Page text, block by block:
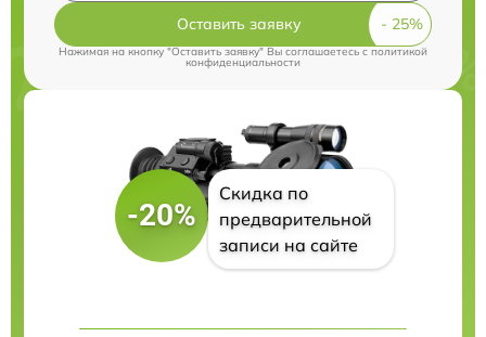
Оставить заявку
Нажимая на кнопку "Оставить заявку" Вы соглашаетесь cполитикой
конфиденциальности
-20%
Скидка по
предварительной
записи на сайте